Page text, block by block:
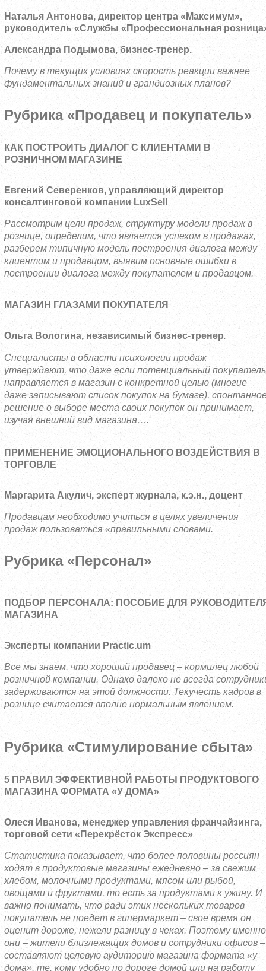
Наталья Антонова, директор центра «Максимум»,
руководитель «Службы «Профессиональная
Александра Подымова, бизнес-тренер.
Почему в текущих условиях скорость реакции важнее
фундаментальных знаний и грандиозных планов?
Рубрика «Продавец и покупатель»
КАК ПОСТРОИТЬ ДИАЛОГ С КЛИЕНТАМИ В
РОЗНИЧНОМ МАГАЗИНЕ
Евгений Северенков, управляющий директор
консалтинговой компании LuxSell
Рассмотрим цели продаж, структуру модели продаж в
рознице, определим, что является успехом в продажах,
разберем типичную модель построения диалога между
клиентом и продавцом, выявим основные ошибки в
построении диалога между покупателем и продавцом.
МАГАЗИН ГЛАЗАМИ ПОКУПАТЕЛЯ
Ольга Вологина, независимый бизнес-тренер.
Специалисты в области психологии продаж
утверждают, что даже если потенциальный покупатель
направляется в магазин с конкретной целью (многие
даже записывают список покупок на бумаге),
решение о выборе места своих покупок он принимает,
изучая внешний вид магазина….
ПРИМЕНЕНИЕ ЭМОЦИОНАЛЬНОГО ВОЗДЕЙСТВИЯ В
ТОРГОВЛЕ
Маргарита Акулич, эксперт журнала, к.э.н., доцент
Продавцам необходимо учиться в целях увеличения
продаж пользоваться «правильными словами.
Рубрика «Персонал»
ПОДБОР ПЕРСОНАЛА: ПОСОБИЕ ДЛЯ
МАГАЗИНА
Эксперты компании Practic.um
Все мы знаем, что хороший продавец – кормилец любой
розничной компании. Однако далеко не всегда
задерживаются на этой должности. Текучесть кадров в
рознице считается вполне нормальным явлением.
Рубрика «Стимулирование сбыта»
5 ПРАВИЛ ЭФФЕКТИВНОЙ РАБОТЫ ПРОДУКТОВОГО
МАГАЗИНА ФОРМАТА «У ДОМА»
Олеся Иванова, менеджер управления франчайзинга,
торговой сети «Перекрёсток Экспресс»
Статистика показывает, что более половины россиян
ходят в продуктовые магазины ежедневно – за свежим
хлебом, молочными продуктами, мясом или рыбой,
овощами и фруктами, то есть за продуктами к ужину. И
важно понимать, что ради этих нескольких товаров
покупатель не поедет в гипермаркет – свое время он
оценит дороже, нежели разницу в чеках. Поэтому именно
они – жители близлежащих домов и сотрудники офисов –
составляют целевую аудиторию магазина формата «у
дома», те, кому удобно по дороге домой или на работу